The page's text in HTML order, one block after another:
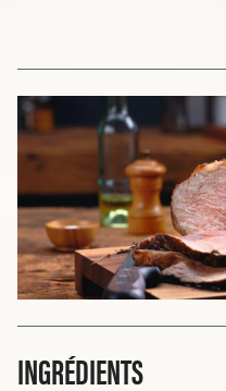
INGRÉDIENTS